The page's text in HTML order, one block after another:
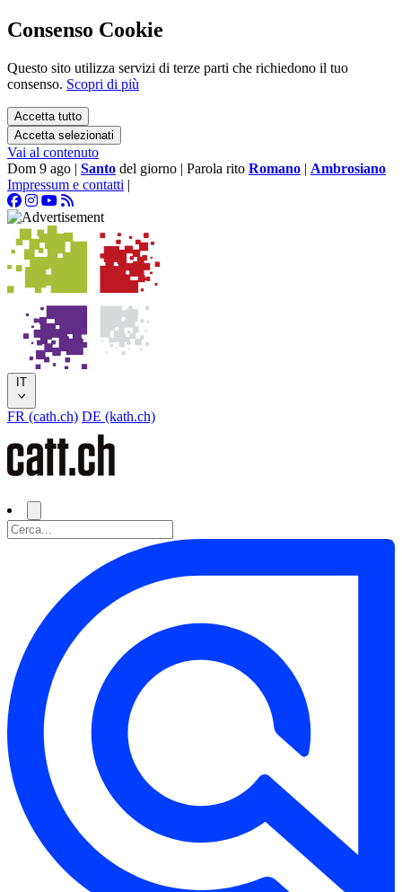
Consenso Cookie
Questo sito utilizza servizi di terze parti che richiedono il tuo
consenso. Scopri di più
Accetta tutto
Accetta selezionati
Vai al contenuto
Dom 9 ago | Santo del giorno | Parola rito Romano | Ambrosiano
Impressum e contatti |
IT
FR (cath.ch) DE (kath.ch)